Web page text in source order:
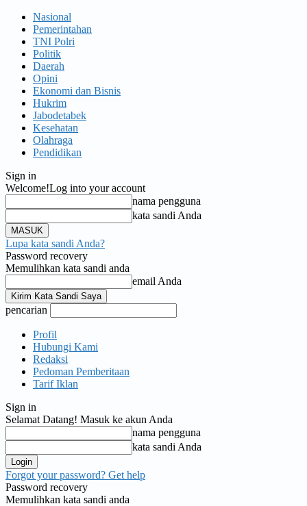
Nasional
Pemerintahan
TNI Polri
Politik
Daerah
Opini
Ekonomi dan Bisnis
Hukrim
Jabodetabek
Kesehatan
Olahraga
Pendidikan
Sign in
Welcome!Log into your account
nama pengguna
kata sandi Anda
Lupa kata sandi Anda?
Password recovery
Memulihkan kata sandi anda
email Anda
pencarian
Profil
Hubungi Kami
Redaksi
Pedoman Pemberitaan
Tarif Iklan
Sign in
Selamat Datang! Masuk ke akun Anda
nama pengguna
kata sandi Anda
Forgot your password? Get help
Password recovery
Memulihkan kata sandi anda